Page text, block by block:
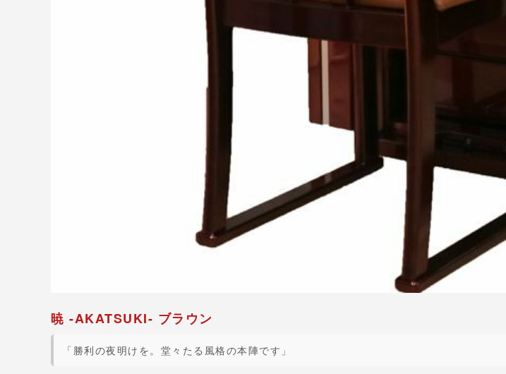
暁 -AKATSUKI- ブラウン
「勝利の夜明けを。堂々たる風格の本陣です」